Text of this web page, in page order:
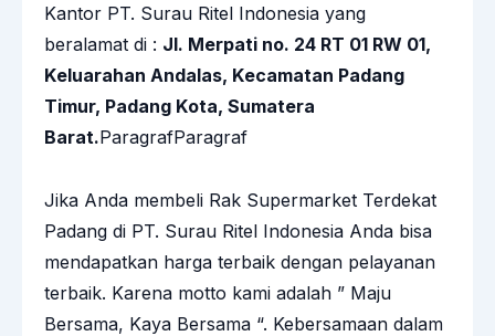
Kantor PT. Surau Ritel Indonesia yang
beralamat di : Jl. Merpati no. 24 RT 01 RW 01,
Keluarahan Andalas, Kecamatan Padang
Timur, Padang Kota, Sumatera
Barat.ParagrafParagraf
Jika Anda membeli Rak Supermarket Terdekat
Padang di PT. Surau Ritel Indonesia Anda bisa
mendapatkan harga terbaik dengan pelayanan
terbaik. Karena motto kami adalah ” Maju
Bersama, Kaya Bersama “. Kebersamaan dalam